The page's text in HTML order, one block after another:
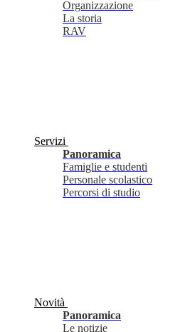
Organizzazione
La storia
RAV
Servizi
Panoramica
Famiglie e studenti
Personale scolastico
Percorsi di studio
Novità
Panoramica
Le notizie